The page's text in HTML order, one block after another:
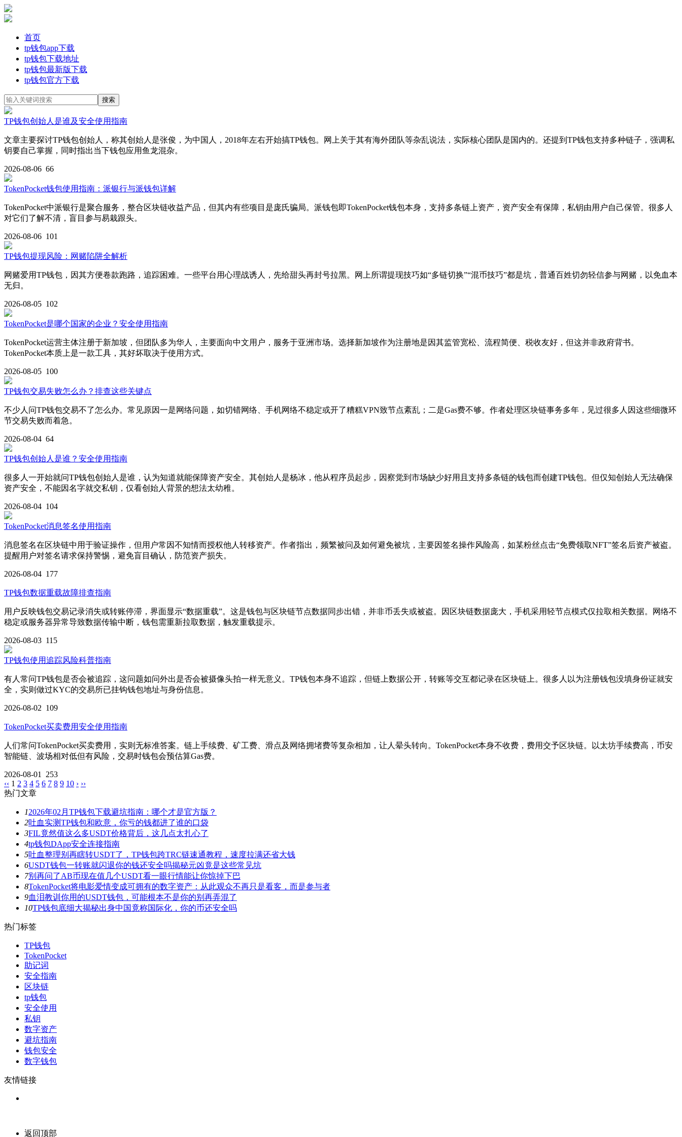
首页
tp钱包app下载
tp钱包下载地址
tp钱包最新版下载
tp钱包官方下载
TP钱包创始人是谁及安全使用指南
文章主要探讨TP钱包创始人，称其创始人是张俊，为中国人，2018年左右开始搞TP钱包。网上关于其有海外团队等杂乱说法，实际核心团队是国内的。还提到TP钱包支持多种链子，强调私
钥要自己掌握，同时指出当下钱包应用鱼龙混杂。
2026-08-06 66
TokenPocket钱包使用指南：派银行与派钱包详解
TokenPocket中派银行是聚合服务，整合区块链收益产品，但其内有些项目是庞氏骗局。派钱包即TokenPocket钱包本身，支持多条链上资产，资产安全有保障，私钥由用户自己保管。很多人
对它们了解不清，盲目参与易栽跟头。
2026-08-06 101
TP钱包提现风险：网赌陷阱全解析
网赌爱用TP钱包，因其方便卷款跑路，追踪困难。一些平台用心理战诱人，先给甜头再封号拉黑。网上所谓提现技巧如“多链切换”“混币技巧”都是坑，普通百姓切勿轻信参与网赌，以免血本
无归。
2026-08-05 102
TokenPocket是哪个国家的企业？安全使用指南
TokenPocket运营主体注册于新加坡，但团队多为华人，主要面向中文用户，服务于亚洲市场。选择新加坡作为注册地是因其监管宽松、流程简便、税收友好，但这并非政府背书。
TokenPocket本质上是一款工具，其好坏取决于使用方式。
2026-08-05 100
TP钱包交易失败怎么办？排查这些关键点
不少人问TP钱包交易不了怎么办。常见原因一是网络问题，如切错网络、手机网络不稳定或开了糟糕VPN致节点紊乱；二是Gas费不够。作者处理区块链事务多年，见过很多人因这些细微环
节交易失败而着急。
2026-08-04 64
TP钱包创始人是谁？安全使用指南
很多人一开始就问TP钱包创始人是谁，认为知道就能保障资产安全。其创始人是杨冰，他从程序员起步，因察觉到市场缺少好用且支持多条链的钱包而创建TP钱包。但仅知创始人无法确保
资产安全，不能因名字就交私钥，仅看创始人背景的想法太幼稚。
2026-08-04 104
TokenPocket消息签名使用指南
消息签名在区块链中用于验证操作，但用户常因不知情而授权他人转移资产。作者指出，频繁被问及如何避免被坑，主要因签名操作风险高，如某粉丝点击“免费领取NFT”签名后资产被盗。
提醒用户对签名请求保持警惕，避免盲目确认，防范资产损失。
2026-08-04 177
TP钱包数据重载故障排查指南
用户反映钱包交易记录消失或转账停滞，界面显示“数据重载”。这是钱包与区块链节点数据同步出错，并非币丢失或被盗。因区块链数据庞大，手机采用轻节点模式仅拉取相关数据。网络不
稳定或服务器异常导致数据传输中断，钱包需重新拉取数据，触发重载提示。
2026-08-03 115
TP钱包使用追踪风险科普指南
有人常问TP钱包是否会被追踪，这问题如问外出是否会被摄像头拍一样无意义。TP钱包本身不追踪，但链上数据公开，转账等交互都记录在区块链上。很多人以为注册钱包没填身份证就安
全，实则做过KYC的交易所已挂钩钱包地址与身份信息。
2026-08-02 109
TokenPocket买卖费用安全使用指南
人们常问TokenPocket买卖费用，实则无标准答案。链上手续费、矿工费、滑点及网络拥堵费等复杂相加，让人晕头转向。TokenPocket本身不收费，费用交予区块链。以太坊手续费高，币安
智能链、波场相对低但有风险，交易时钱包会预估算Gas费。
2026-08-01 253
‹‹ 1 2 3 4 5 6 7 8 9 10 › ››
热门文章
12026年02月TP钱包下载避坑指南：哪个才是官方版？
2吐血实测TP钱包和欧意，你亏的钱都进了谁的口袋
3FIL竟然值这么多USDT价格背后，这几点太扎心了
4tp钱包DApp安全连接指南
5吐血整理别再瞎转USDT了，TP钱包跨TRC链速通教程，速度拉满还省大钱
6USDT钱包一转账就闪退你的钱还安全吗揭秘元凶竟是这些常见坑
7别再问了AB币现在值几个USDT看一眼行情能让你惊掉下巴
8TokenPocket将电影爱情变成可拥有的数字资产：从此观众不再只是看客，而是参与者
9血泪教训你用的USDT钱包，可能根本不是你的别再弄混了
10TP钱包底细大揭秘出身中国竟称国际化，你的币还安全吗
热门标签
TP钱包
TokenPocket
助记词
安全指南
区块链
tp钱包
安全使用
私钥
数字资产
避坑指南
钱包安全
数字钱包
友情链接
返回顶部